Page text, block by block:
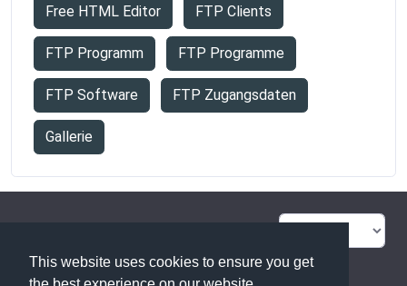
This website uses cookies to ensure you get
Free HTML Editor FTP Clients
FTP Programm FTP Programme
FTP Software FTP Zugangsdaten
Gallerie
Glossar Kontakt